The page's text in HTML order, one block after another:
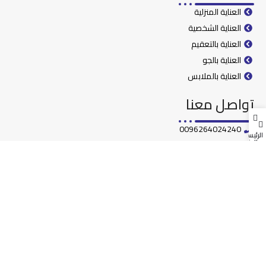
العناية المنزلية
العناية الشخصية
العناية بالتعقيم
العناية بالجو
العناية بالملابس
تواصل معنا
0096264024240 الرئيسية
المتجر